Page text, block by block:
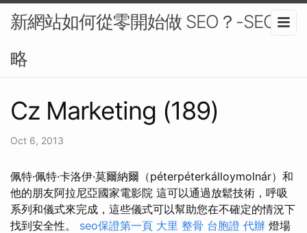
新網站如何從零開始做 SEO？-SEO策
略
Cz Marketing (189)
Oct 6, 2013
佩特·佩特·卡洛伊·莫爾納爾（péterpéterkálloymolnár）和
他的朋友阿拉尼亞國家電影院 這可以通過放鬆技術，呼吸
系列和儀式來完成，這些儀式可以幫助您在不確定的情況下
找到安全性。 seo保證第一頁 大里 整骨 台胞證 代辦 燈場